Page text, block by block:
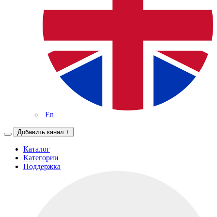
En
Добавить канал +
Каталог
Категории
Поддержка